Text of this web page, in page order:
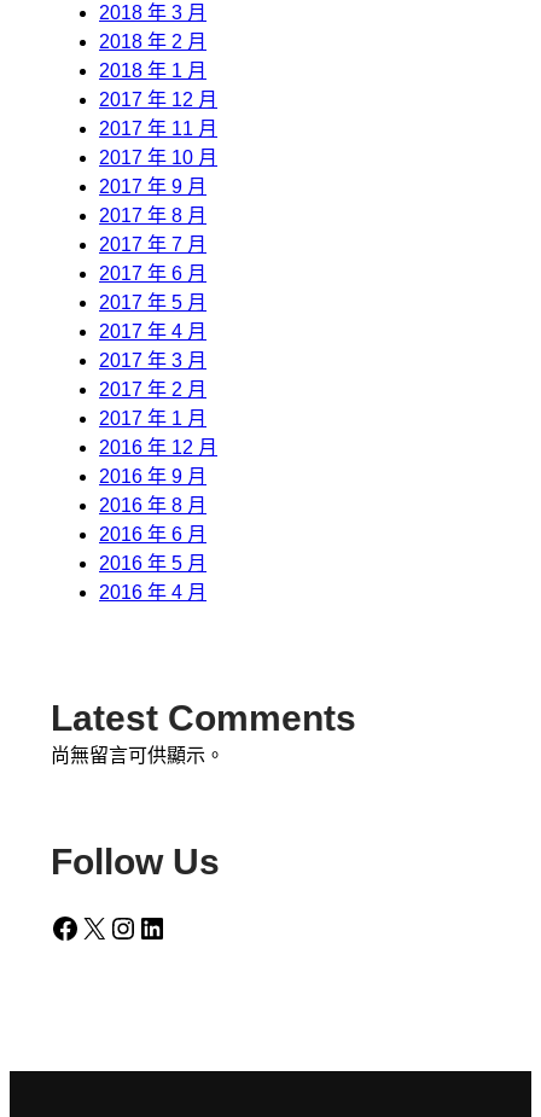
2018 年 3 月
2018 年 2 月
2018 年 1 月
2017 年 12 月
2017 年 11 月
2017 年 10 月
2017 年 9 月
2017 年 8 月
2017 年 7 月
2017 年 6 月
2017 年 5 月
2017 年 4 月
2017 年 3 月
2017 年 2 月
2017 年 1 月
2016 年 12 月
2016 年 9 月
2016 年 8 月
2016 年 6 月
2016 年 5 月
2016 年 4 月
Latest Comments
尚無留言可供顯示。
Follow Us
Facebook X Instagram LinkedIn